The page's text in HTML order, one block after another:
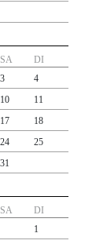
SA
DI
3
4
10
11
17
18
24
25
31
SA
DI
1